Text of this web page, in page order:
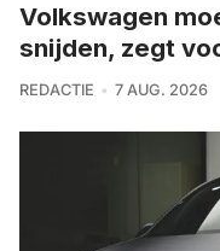
Volkswagen
snijden, zegt
REDACTIE 7 AUG. 2026